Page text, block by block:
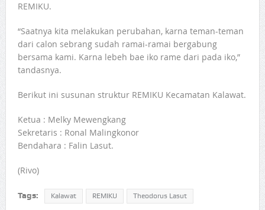
REMIKU.
“Saatnya kita melakukan perubahan, karna teman-teman
dari calon sebrang sudah ramai-ramai bergabung
bersama kami. Karna lebeh bae iko rame dari pada iko,”
tandasnya.
Berikut ini susunan struktur REMIKU Kecamatan Kalawat.
Ketua : Melky Mewengkang
Sekretaris : Ronal Malingkonor
Bendahara : Falin Lasut.
(Rivo)
Tags: Kalawat REMIKU Theodorus Lasut